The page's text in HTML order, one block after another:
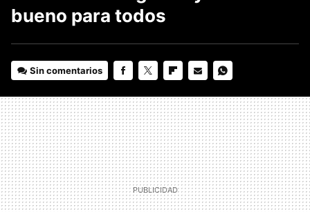
bueno para todos
Sin comentarios
MAIL